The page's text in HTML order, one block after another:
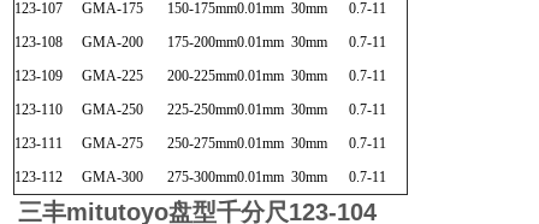
123-107
GMA-175 150-175mm0.01mm 30mm
0.7-11
123-108
GMA-200 175-200mm0.01mm 30mm
0.7-11
123-109
GMA-225 200-225mm0.01mm 30mm
0.7-11
123-110
GMA-250 225-250mm0.01mm 30mm
0.7-11
123-111
GMA-275 250-275mm0.01mm 30mm
0.7-11
123-112
GMA-300 275-300mm0.01mm 30mm 0.7-11
三丰mitutoyo盘型千分尺123-104